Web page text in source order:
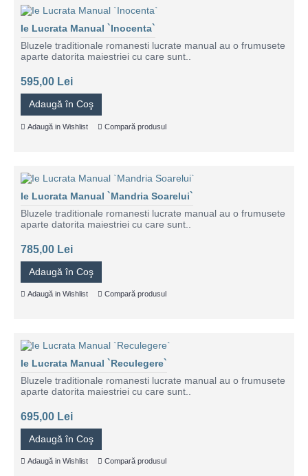
Ie Lucrata Manual `Inocenta`
Bluzele traditionale romanesti lucrate manual au o frumusete
aparte datorita maiestriei cu care sunt..
595,00 Lei
Adaugă în Coş
Adaugă in Wishlist Compară produsul
Ie Lucrata Manual `Mandria Soarelui`
Bluzele traditionale romanesti lucrate manual au o frumusete
aparte datorita maiestriei cu care sunt..
785,00 Lei
Adaugă în Coş
Adaugă in Wishlist Compară produsul
Ie Lucrata Manual `Reculegere`
Bluzele traditionale romanesti lucrate manual au o frumusete
aparte datorita maiestriei cu care sunt..
695,00 Lei
Adaugă în Coş
Adaugă in Wishlist Compară produsul